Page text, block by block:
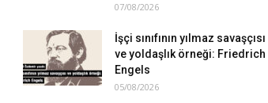
07/08/2026
İşçi sınıfının yılmaz savaşçısı
ve yoldaşlık örneği: Friedrich
Engels
05/08/2026